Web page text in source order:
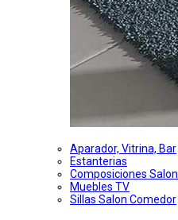
Aparador, Vitrina, Bar
Estanterias
Composiciones Salon
Muebles TV
Sillas Salon Comedor